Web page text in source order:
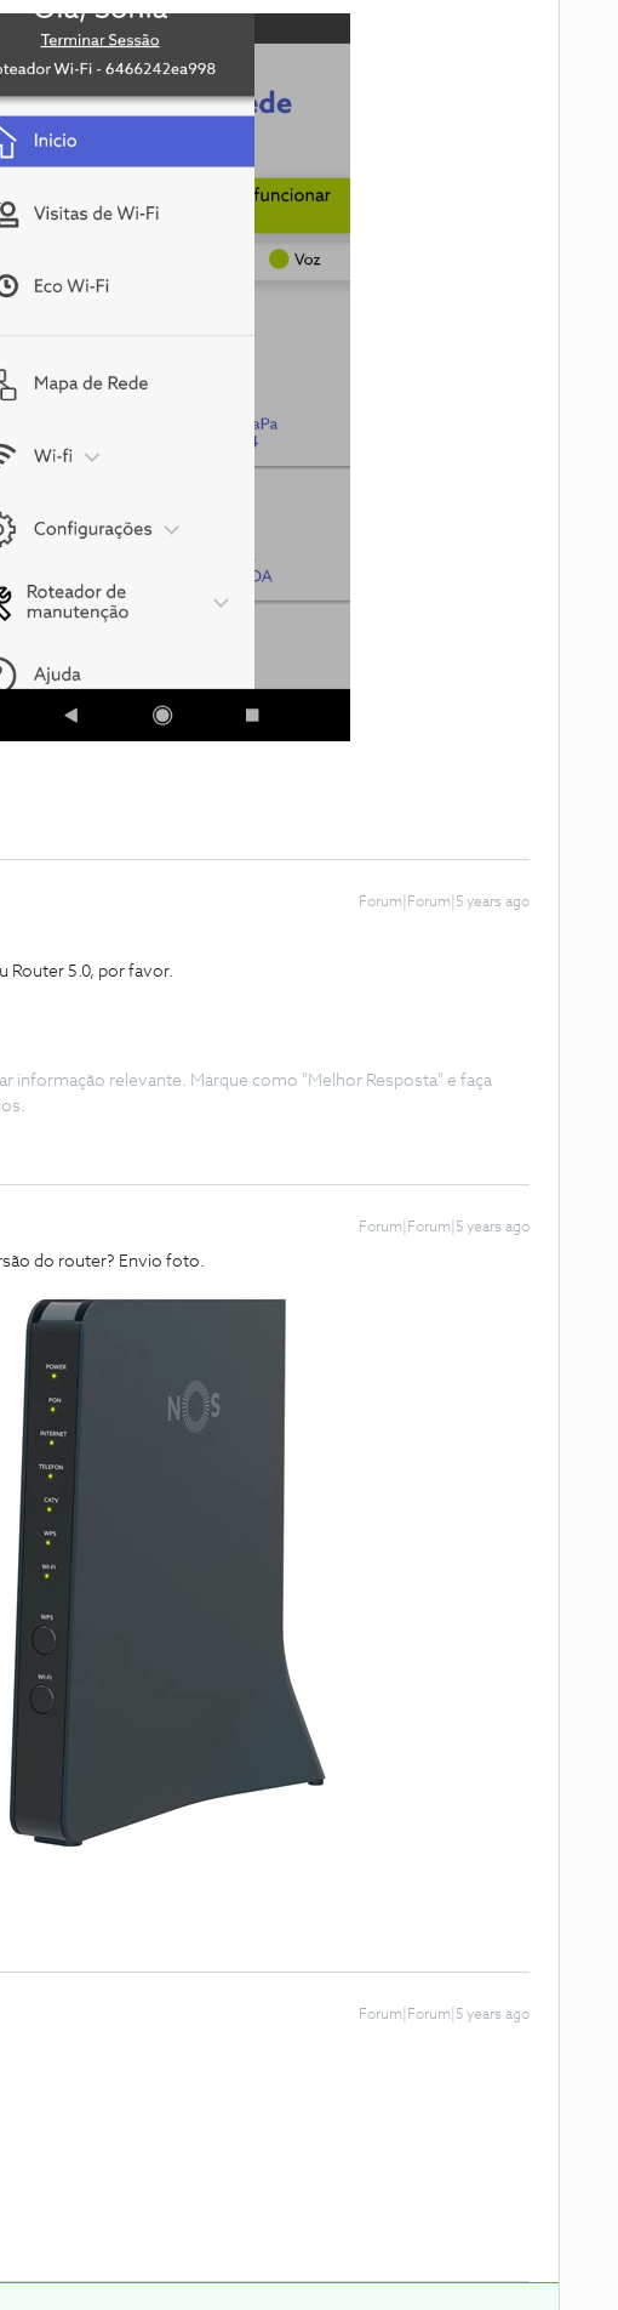
Forum|Forum|5 years ago
Router 5.0, por favor.
informação relevante. Marque como "Melhor Resposta" e faça
Forum|Forum|5 years ago
do router? Envio foto.
Forum|Forum|5 years ago